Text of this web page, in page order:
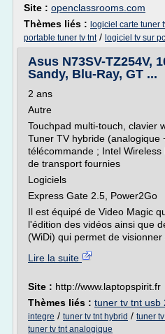
Site : openclassrooms.com
Thèmes liés : logiciel carte tuner
portable tuner tv tnt/ logiciel tv sur
Asus N73SV-TZ254V,
Sandy, Blu-Ray, GT ...
2 ans
Autre
Touchpad multi-touch, clavier
Tuner TV hybride (analogique
télécommande ; Intel
de transport fournies
Logiciels
Express Gate 2.5, Power2Go
Il est équipé de Video Magic
l'édition des vidéos ainsi que
(WiDi) qui permet de visionner
Lire la suite
Site : http://www.laptopspirit.fr
Thèmes liés : tuner tv tnt usb
integre / tuner tv tnt hybrid / tuner
tuner tv tnt analogique